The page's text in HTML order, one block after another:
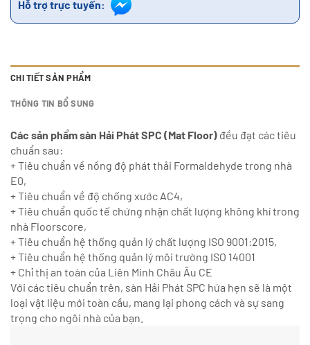
Hỗ trợ trực tuyến:
CHI TIẾT SẢN PHẨM
THÔNG TIN BỔ SUNG
Các sản phẩm sàn Hải Phát SPC (Mat Floor) đều đạt các tiêu
chuẩn sau:
+ Tiêu chuẩn về nồng độ phát thải Formaldehyde trong nhà
E0,
+ Tiêu chuẩn về độ chống xước AC4,
+ Tiêu chuẩn quốc tế chứng nhận chất lượng không khí trong
nhà Floorscore,
+ Tiêu chuẩn hệ thống quản lý chất lượng ISO 9001:2015,
+ Tiêu chuẩn hệ thống quản lý môi trường ISO 14001
+ Chỉ thị an toàn của Liên Minh Châu Âu CE
Với các tiêu chuẩn trên, sàn Hải Phát SPC hứa hẹn sẽ là một
loại vật liệu mới toàn cầu, mang lại phong cách và sự sang
trọng cho ngôi nhà của bạn.